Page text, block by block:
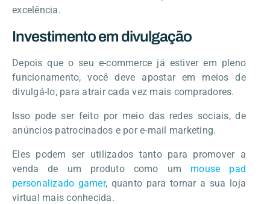
excelência.
Investimento em divulgação
Depois que o seu e-commerce já estiver em pleno
funcionamento, você deve apostar em meios de
divulgá-lo, para atrair cada vez mais compradores.
Isso pode ser feito por meio das redes sociais, de
anúncios patrocinados e por e-mail marketing.
Eles podem ser utilizados tanto para promover a
venda de um produto como um mouse pad
personalizado gamer, quanto para tornar a sua loja
virtual mais conhecida.